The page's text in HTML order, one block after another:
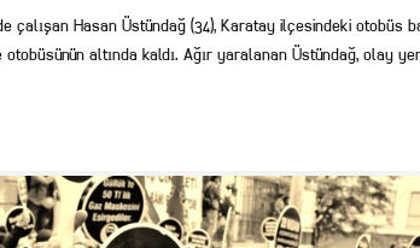
çalışan Hasan Üstündağ (34), Karatay ilçesindeki otobüs
altında kaldı. Ağır yaralanan Üstündağ, olay